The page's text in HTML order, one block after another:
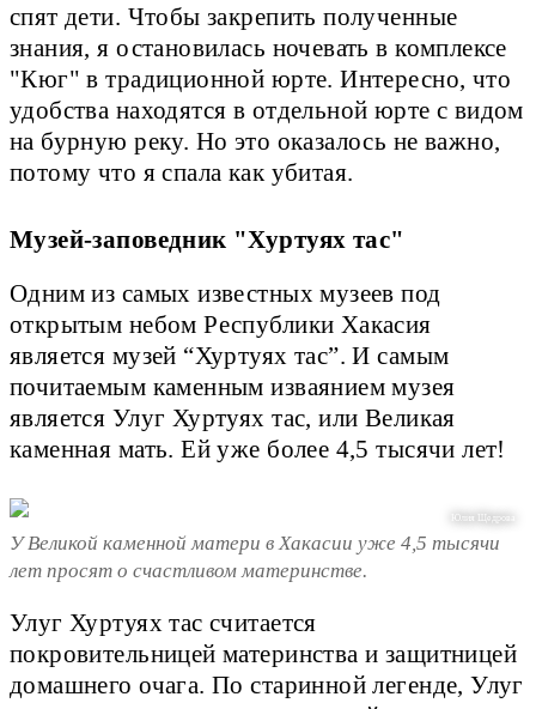
спят дети. Чтобы закрепить полученные
знания, я остановилась ночевать в комплексе
"Кюг" в традиционной юрте. Интересно, что
удобства находятся в отдельной юрте с видом
на бурную реку. Но это оказалось не важно,
потому что я спала как убитая.
Музей-заповедник "Хуртуях тас"
Одним из самых известных музеев под
открытым небом Республики Хакасия
является музей “Хуртуях тас”. И самым
почитаемым каменным изваянием музея
является Улуг Хуртуях тас, или Великая
каменная мать. Ей уже более 4,5 тысячи лет!
Юлия Щедрова
У Великой каменной матери в Хакасии уже 4,5 тысячи
лет просят о счастливом материнстве.
Улуг Хуртуях тас считается
покровительницей материнства и защитницей
домашнего очага. По старинной легенде, Улуг